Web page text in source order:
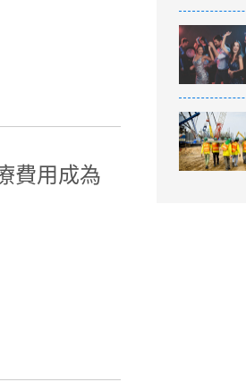
費用成為